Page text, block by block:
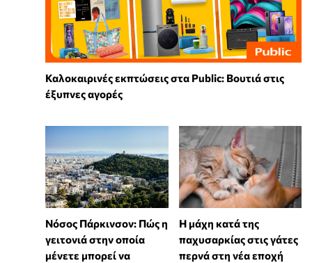
Καλοκαιρινές εκπτώσεις στα Public: Βουτιά στις
έξυπνες αγορές
Νόσος Πάρκινσον: Πώς η
γειτονιά στην οποία
μένετε μπορεί να
Η μάχη κατά της
παχυσαρκίας στις γάτες
περνά στη νέα εποχή